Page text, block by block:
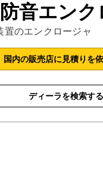
音エン
置のエンクロージャ
国内の販売店に見積りを
ディーラを検索する